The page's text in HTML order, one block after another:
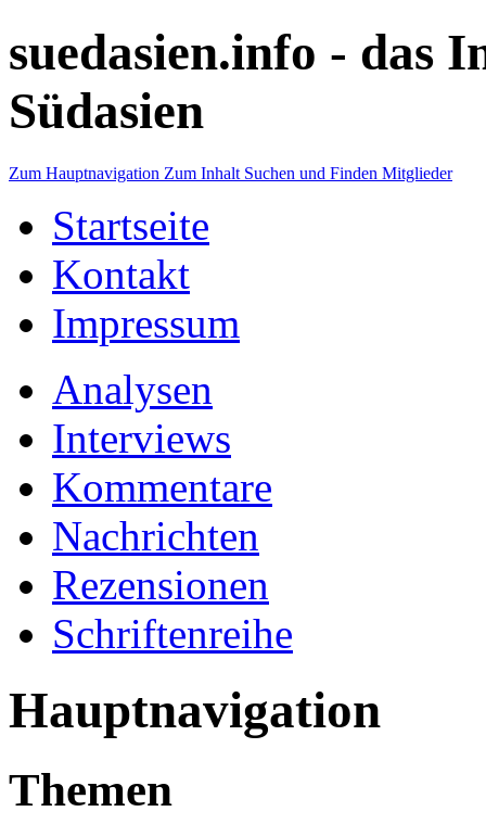
suedasien.info - das
Südasien
Zum Hauptnavigation Zum Inhalt Suchen und Finden Mitglieder
Startseite
Kontakt
Impressum
Analysen
Interviews
Kommentare
Nachrichten
Rezensionen
Schriftenreihe
Hauptnavigation
Themen